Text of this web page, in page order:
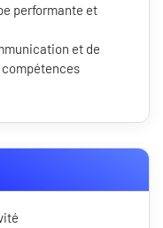
performante et
et de